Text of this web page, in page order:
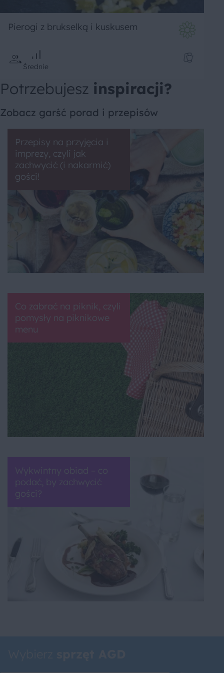
Pierogi z brukselką i kuskusem
Średnie
Potrzebujesz inspiracji?
Zobacz garść porad i przepisów
Przepisy na przyjęcia i
imprezy, czyli jak
zachwycić (i nakarmić)
gości!
Co zabrać na piknik, czyli
pomysły na piknikowe
menu
Wykwintny obiad – co
podać, by zachwycić
gości?